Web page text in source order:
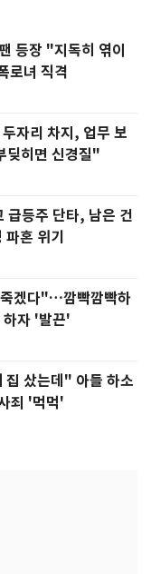
등장 "지독히 엮이
로녀 직격
자리 차지, 업무 보
히면 신경질"
급등주 단타, 남은 건
혼 위기
겠다"…깜빡깜빡하
하자 '발끈'
집 샀는데" 아들 하소
죄 '먹먹'